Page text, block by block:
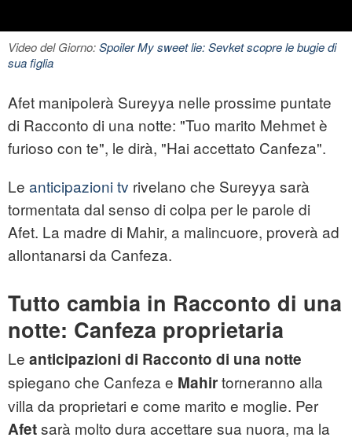
Video del Giorno:Spoiler My sweet lie: Sevket scopre le bugie di
sua figlia
Afet manipolerà Sureyya nelle prossime puntate
di Racconto di una notte: "Tuo marito Mehmet è
furioso con te", le dirà, "Hai accettato Canfeza".
Le anticipazioni tv rivelano che Sureyya sarà
tormentata dal senso di colpa per le parole di
Afet. La madre di Mahir, a malincuore, proverà ad
allontanarsi da Canfeza.
Tutto cambia in Racconto di una
notte: Canfeza proprietaria
Le anticipazioni di Racconto di una notte
spiegano che Canfeza e Mahirtorneranno alla
villa da proprietari e come marito e moglie. Per
Afetsarà molto dura accettare sua nuora, ma la